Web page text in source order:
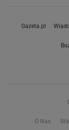
Gazeta.pl
O Nas